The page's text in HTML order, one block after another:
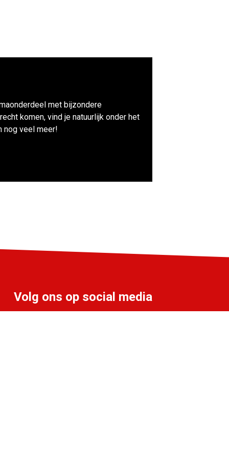
met bijzondere
komen, vind je natuurlijk onder het
nog veel meer!
Volg ons op social media